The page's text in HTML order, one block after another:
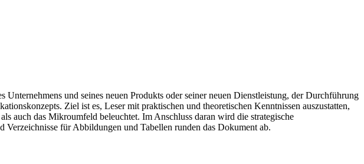
und seines neuen Produkts oder seiner neuen Dienstleistung, der Durchführung
Ziel ist es, Leser mit praktischen und theoretischen Kenntnissen auszustatten,
auch das Mikroumfeld beleuchtet. Im Anschluss daran wird die strategische
für Abbildungen und Tabellen runden das Dokument ab.